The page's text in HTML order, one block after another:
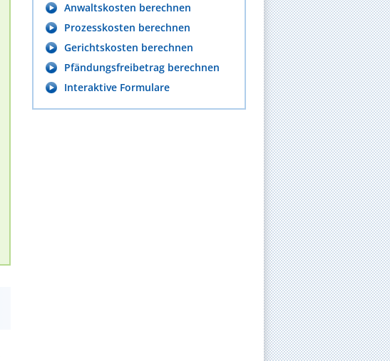
Anwaltskosten berechnen
Prozesskosten berechnen
Gerichtskosten berechnen
Pfändungsfreibetrag berechnen
Interaktive Formulare